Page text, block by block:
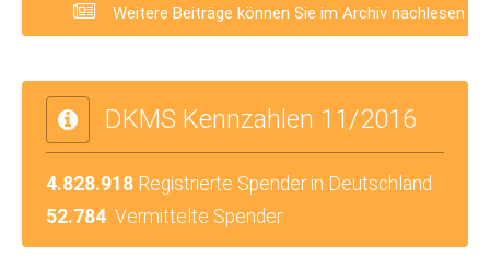
Weitere Beiträge können Sie im Archiv nachlesen
DKMS Kennzahlen 11/2016
4.828.918 Registrierte Spender in Deutschland
52.784 Vermittelte Spender